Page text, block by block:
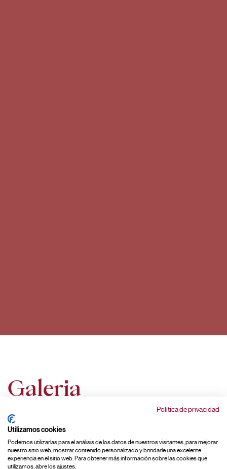
Política de privacidad
Utilizamos cookies
Podemos utilizarlas para el análisis de los datos de nuestros visitantes, para mejorar
nuestro sitio web, mostrar contenido personalizado y brindarle una excelente
experiencia en el sitio web. Para obtener más información sobre las cookies que
utilizamos, abre los ajustes.
Galeria